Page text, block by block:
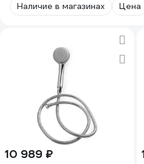
Наличие в магазинах Цена
10 989 ₽